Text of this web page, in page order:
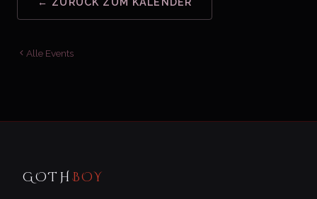
Alle Events
GOTH BOY